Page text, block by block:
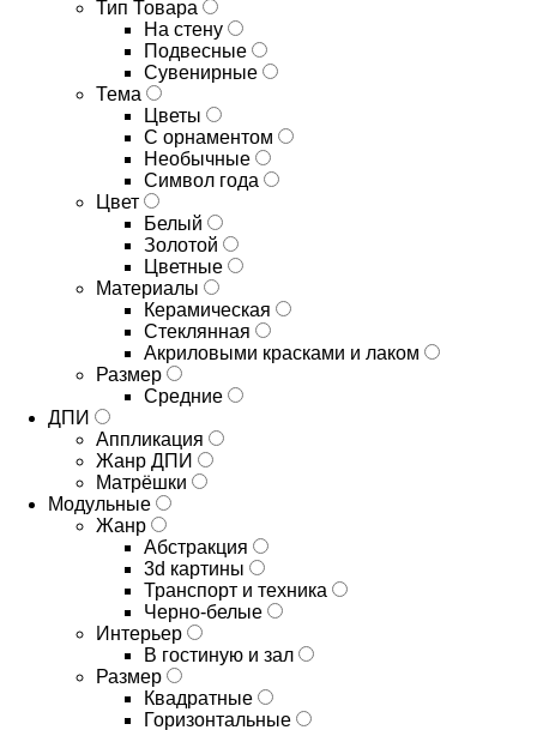
Тип Товара
На стену
Подвесные
Сувенирные
Тема
Цветы
С орнаментом
Необычные
Символ года
Цвет
Белый
Золотой
Цветные
Материалы
Керамическая
Стеклянная
Акриловыми красками и лаком
Размер
Средние
ДПИ
Аппликация
Жанр ДПИ
Матрёшки
Модульные
Жанр
Абстракция
3d картины
Транспорт и техника
Черно-белые
Интерьер
В гостиную и зал
Размер
Квадратные
Горизонтальные